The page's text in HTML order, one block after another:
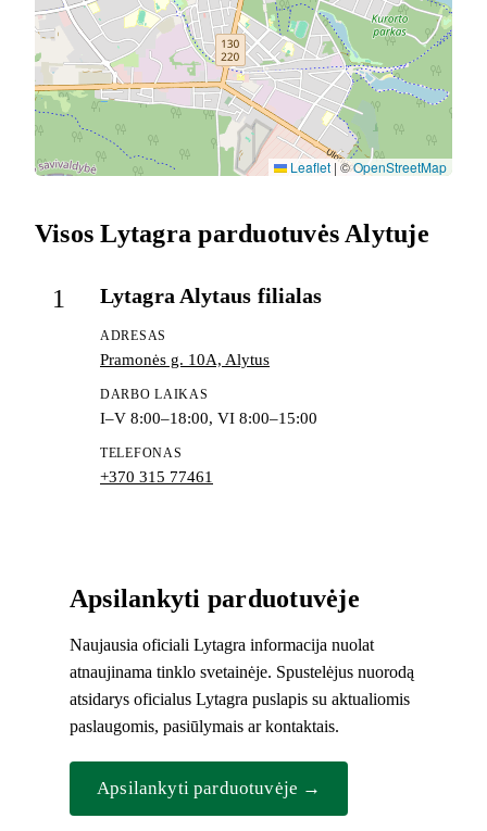
Leaflet |©OpenStreetMap
Visos Lytagra parduotuvės Alytuje
1 Lytagra Alytaus filialas
ADRESAS
Pramonės g. 10A, Alytus
DARBO LAIKAS
I–V 8:00–18:00, VI 8:00–15:00
TELEFONAS
+370 315 77461
Apsilankyti parduotuvėje
Naujausia oficiali Lytagra informacija nuolat
atnaujinama tinklo svetainėje. Spustelėjus nuorodą
atsidarys oficialus Lytagra puslapis su aktualiomis
paslaugomis, pasiūlymais ar kontaktais.
Apsilankyti parduotuvėje →